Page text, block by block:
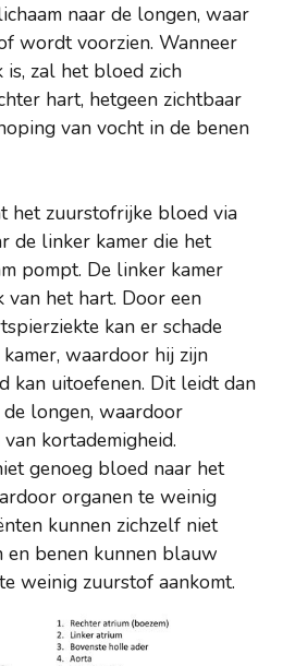
naar de longen, waar
wordt voorzien. Wanneer
zal het bloed zich
hart, hetgeen zichtbaar
van vocht in de benen
het zuurstofrijke bloed via
de linker kamer die het
pompt. De linker kamer
van het hart. Door een
kan er schade
waardoor hij zijn
kan uitoefenen. Dit leidt dan
longen, waardoor
kortademigheid.
genoeg bloed naar het
organen te weinig
kunnen zichzelf niet
en benen kunnen blauw
weinig zuurstof aankomt.